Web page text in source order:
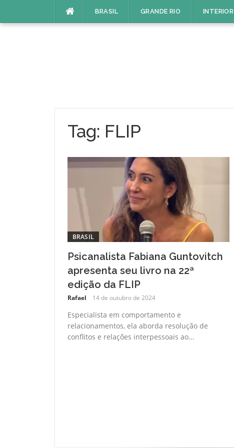
BRASIL GRANDE RIO INTERIOR
Tag: FLIP
BRASIL
Psicanalista Fabiana Guntovitch
apresenta seu livro na 22ª
edição da FLIP
Rafael 14 de outubro de 2024
Especialista em comportamento e
relacionamentos, ela aborda resolução de
conflitos e relações interpessoais ao...